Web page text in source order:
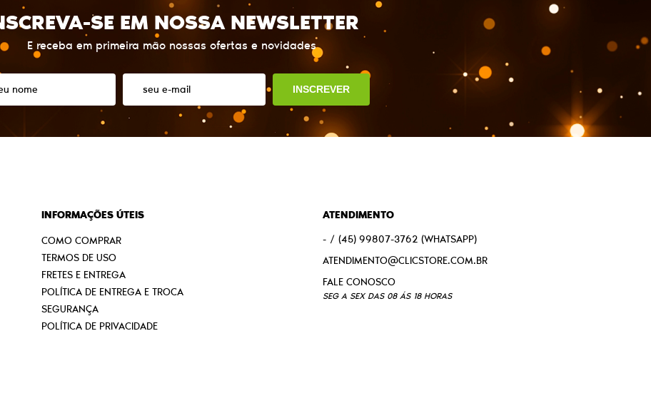
SE EM NOSSA NEWSLETTER
E receba em primeira mão nossas ofertas e novidades
INSCREVER
INFORMAÇÕES ÚTEIS
COMO COMPRAR
TERMOS DE USO
FRETES E ENTREGA
POLÍTICA DE ENTREGA E TROCA
SEGURANÇA
POLÍTICA DE PRIVACIDADE
ATENDIMENTO
- (45)99807-3762 (WHATSAPP)
SEG A SEX DAS 08 ÁS 18 HORAS
ATENDIMENTO@CLICSTORE.COM.BR